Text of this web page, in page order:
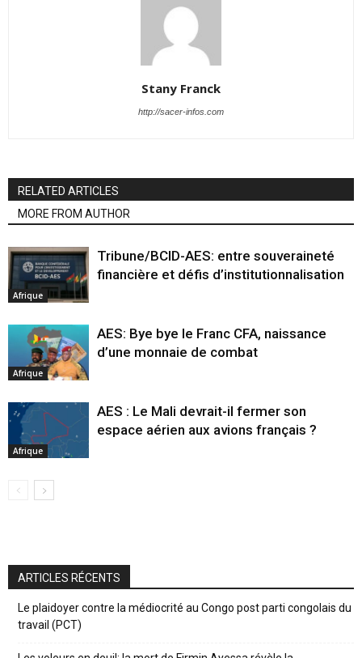
Stany Franck
http://sacer-infos.com
RELATED ARTICLES
MORE FROM AUTHOR
Afrique
Tribune/BCID-AES: entre souveraineté
financière et défis d’institutionnalisation
Afrique
AES: Bye bye le Franc CFA, naissance
d’une monnaie de combat
Afrique
AES : Le Mali devrait-il fermer son
espace aérien aux avions français ?
ARTICLES RÉCENTS
Le plaidoyer contre la médiocrité au Congo post parti congolais du
travail (PCT)